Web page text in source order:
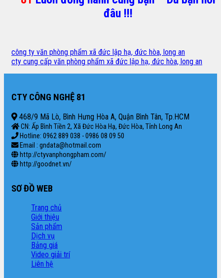
đâu !!!
công ty văn phòng phẩm xã đức lập hạ, đức hòa, long an
cty cung cấp văn phòng phẩm xã đức lập hạ, đức hòa, long an
CTY CÔNG NGHỆ 81
468/9 Mã Lò, Bình Hưng Hòa A, Quận Bình Tân, Tp.HCM
CN: Ấp Bình Tiền 2, Xã Đức Hòa Hạ, Đức Hòa, Tỉnh Long An
Hotline: 0962 889 038 - 0986 08 09 50
Email : gndata@hotmail.com
http://ctyvanphongpham.com/
http://goodnet.vn/
SƠ ĐỒ WEB
Trang chủ
Giới thiệu
Sản phẩm
Dịch vụ
Bảng giá
Video giải trí
Liên hệ